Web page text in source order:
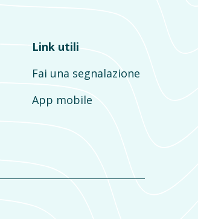
Link utili
Fai una segnalazione
App mobile